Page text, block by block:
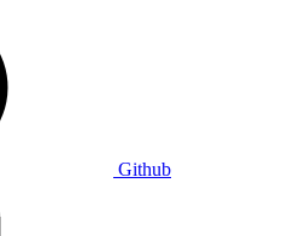
Github